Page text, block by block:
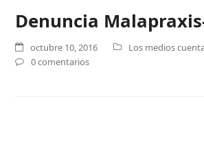
Denuncia
octubre 10, 2016
Los medios
0 comentarios